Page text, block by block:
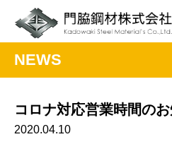
NEWS
コロナ対応営業時間の
2020.04.10